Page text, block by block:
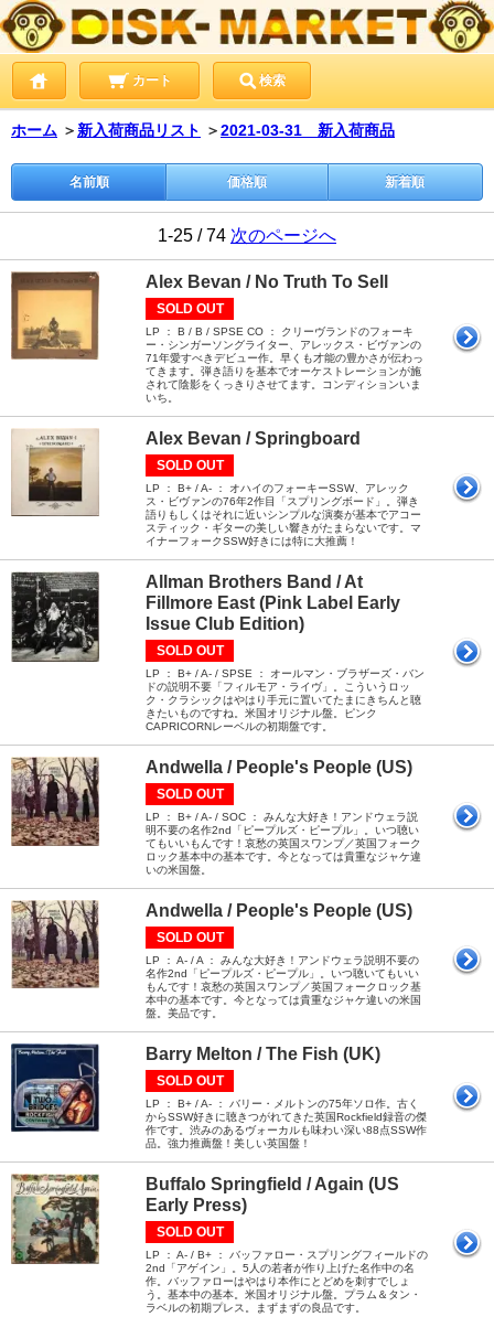
カート 検索
ホーム ＞ 新入荷商品リスト ＞2021-03-31 新入荷商品
名前順 価格順 新着順
1-25 / 74 次のページへ
Alex Bevan / No Truth To Sell
SOLD OUT
LP ： B / B / SPSE CO ： クリーヴランドのフォーキ
ー・シンガーソングライター、アレックス・ビヴァンの
71年愛すべきデビュー作。早くも才能の豊かさが伝わっ
てきます。弾き語りを基本でオーケストレーションが施
されて陰影をくっきりさせてます。コンディションいま
いち。
Alex Bevan / Springboard
SOLD OUT
LP ： B+ / A- ： オハイのフォーキーSSW、アレック
ス・ビヴァンの76年2作目「スプリングボード」。弾き
語りもしくはそれに近いシンプルな演奏が基本でアコー
スティック・ギターの美しい響きがたまらないです。マ
イナーフォークSSW好きには特に大推薦！
Allman Brothers Band / At
Fillmore East (Pink Label Early
Issue Club Edition)
SOLD OUT
LP ： B+ / A- / SPSE ： オールマン・ブラザーズ・バン
ドの説明不要「フィルモア・ライヴ」。こういうロッ
ク・クラシックはやはり手元に置いてたまにきちんと聴
きたいものですね。米国オリジナル盤。ピンク
CAPRICORNレーベルの初期盤です。
Andwella / People's People (US)
SOLD OUT
LP ： B+ / A- / SOC ： みんな大好き！アンドウェラ説
明不要の名作2nd「ピープルズ・ピープル」。いつ聴い
てもいいもんです！哀愁の英国スワンプ／英国フォーク
ロック基本中の基本です。今となっては貴重なジャケ違
いの米国盤。
Andwella / People's People (US)
SOLD OUT
LP ： A- / A ： みんな大好き！アンドウェラ説明不要の
名作2nd「ピープルズ・ピープル」。いつ聴いてもいい
もんです！哀愁の英国スワンプ／英国フォークロック基
本中の基本です。今となっては貴重なジャケ違いの米国
盤。美品です。
Barry Melton / The Fish (UK)
SOLD OUT
LP ： B+ / A- ： バリー・メルトンの75年ソロ作。古く
からSSW好きに聴きつがれてきた英国Rockfield録音の傑
作です。渋みのあるヴォーカルも味わい深い88点SSW作
品。強力推薦盤！美しい英国盤！
Buffalo Springfield / Again (US
Early Press)
SOLD OUT
LP ： A- / B+ ： バッファロー・スプリングフィールドの
2nd「アゲイン」。5人の若者が作り上げた名作中の名
作。バッファローはやはり本作にとどめを刺すでしょ
う。基本中の基本。米国オリジナル盤。プラム＆タン・
ラベルの初期プレス。まずまずの良品です。